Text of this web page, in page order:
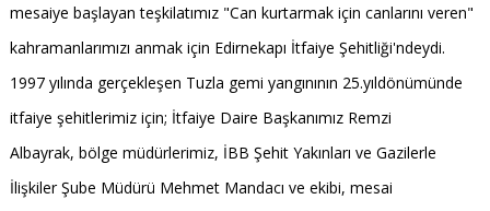
mesaiye başlayan teşkilatımız "Can kurtarmak için canlarını veren"
kahramanlarımızı anmak için Edirnekapı İtfaiye Şehitliği'ndeydi.
1997 yılında gerçekleşen Tuzla gemi yangınının 25.yıldönümünde
itfaiye şehitlerimiz için; İtfaiye Daire Başkanımız Remzi
Albayrak, bölge müdürlerimiz, İBB Şehit Yakınları ve Gazilerle
İlişkiler Şube Müdürü Mehmet Mandacı ve ekibi, mesai